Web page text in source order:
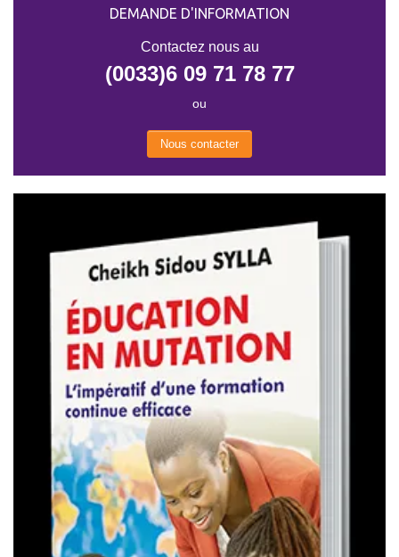
DEMANDE D'INFORMATION
Contactez nous au
(0033)6 09 71 78 77
ou
Nous contacter